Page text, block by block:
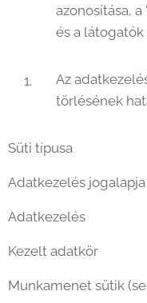
azonosítása,
és a
Az
törlésének
Süti típusa
Adatkezelés jogalapja
Adatkezelés
Kezelt adatkör
Munkamenet sütik